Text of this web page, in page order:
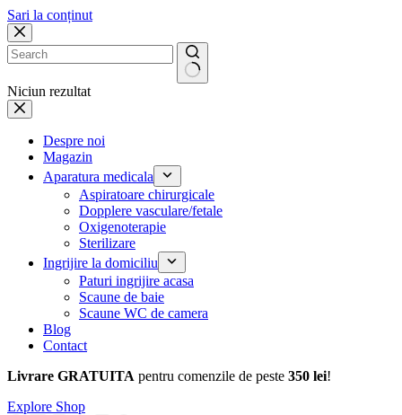
Sari la conținut
Niciun rezultat
Despre noi
Magazin
Aparatura medicala
Aspiratoare chirurgicale
Dopplere vasculare/fetale
Oxigenoterapie
Sterilizare
Ingrijire la domiciliu
Paturi ingrijire acasa
Scaune de baie
Scaune WC de camera
Blog
Contact
Livrare GRATUITA pentru comenzile de peste 350 lei!
Explore Shop